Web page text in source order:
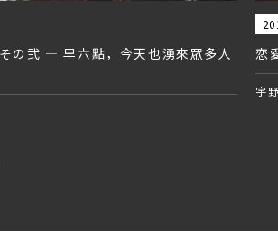
の弐 — 早六點，今天也湧來眾多人
恋
宇